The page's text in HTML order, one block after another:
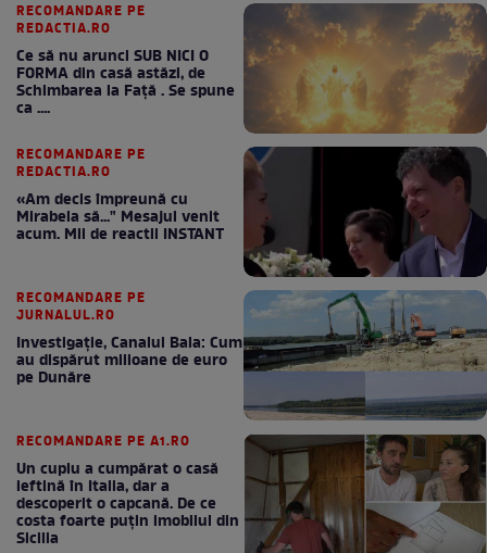
RECOMANDARE PE
REDACTIA.RO
Ce să nu arunci SUB NICI O
FORMA din casă astăzi, de
Schimbarea la Față . Se spune
ca ....
RECOMANDARE PE
REDACTIA.RO
«Am decis împreună cu
Mirabela să..." Mesajul venit
acum. Mii de reactii INSTANT
RECOMANDARE PE
JURNALUL.RO
Investigație, Canalul Bala: Cum
au dispărut milioane de euro
pe Dunăre
RECOMANDARE PE A1.RO
Un cuplu a cumpărat o casă
ieftină în Italia, dar a
descoperit o capcană. De ce
costa foarte puțin imobilul din
Sicilia